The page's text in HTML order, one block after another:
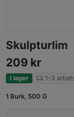
Skulpturlim
209 kr
I lager 1-3
1 Burk, 500 G